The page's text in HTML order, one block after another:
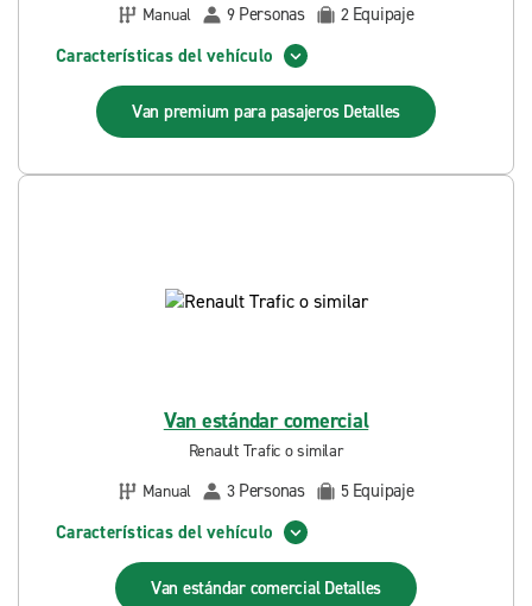
Manual
9 Personas 2 Equipaje
Características del vehículo
Van premium para pasajeros Detalles
Van estándar comercial
Renault Trafic o similar
Manual
3 Personas 5 Equipaje
Características del vehículo
Van estándar comercial Detalles